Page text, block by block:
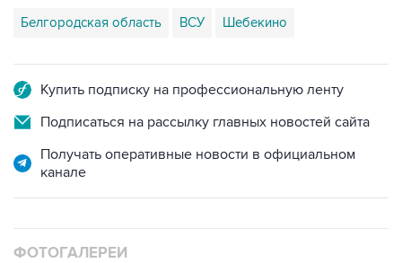
Белгородская область ВСУ Шебекино
Купить подписку на профессиональную ленту
Подписаться на рассылку главных новостей сайта
Получать оперативные новости в официальном
канале
ФОТОГАЛЕРЕИ